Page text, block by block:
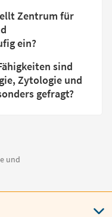
Zentrum für
ein?
sind
Zytologie und
gefragt?
und